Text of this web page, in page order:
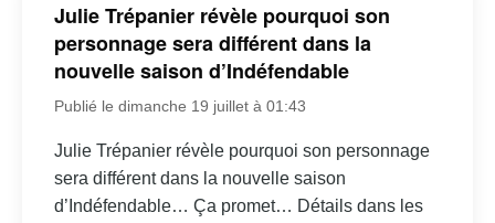
Julie Trépanier révèle pourquoi son
personnage sera différent dans la
nouvelle saison d’Indéfendable
Publié le dimanche 19 juillet à 01:43
Julie Trépanier révèle pourquoi son personnage
sera différent dans la nouvelle saison
d’Indéfendable… Ça promet… Détails dans les